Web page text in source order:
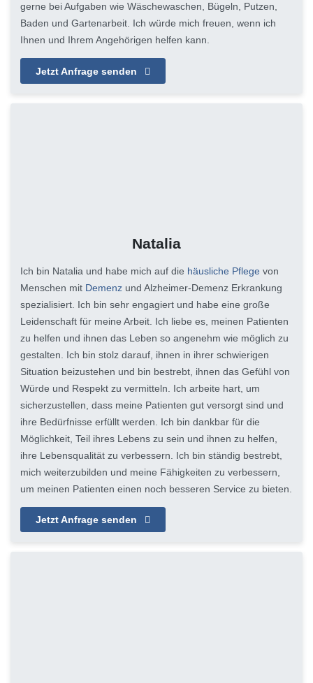
gerne bei Aufgaben wie Wäschewaschen, Bügeln, Putzen,
Baden und Gartenarbeit. Ich würde mich freuen, wenn ich
Ihnen und Ihrem Angehörigen helfen kann.
Jetzt Anfrage senden
Natalia
Ich bin Natalia und habe mich auf die häusliche Pflege von
Menschen mit Demenz und Alzheimer-Demenz Erkrankung
spezialisiert. Ich bin sehr engagiert und habe eine große
Leidenschaft für meine Arbeit. Ich liebe es, meinen Patienten
zu helfen und ihnen das Leben so angenehm wie möglich zu
gestalten. Ich bin stolz darauf, ihnen in ihrer schwierigen
Situation beizustehen und bin bestrebt, ihnen das Gefühl von
Würde und Respekt zu vermitteln. Ich arbeite hart, um
sicherzustellen, dass meine Patienten gut versorgt sind und
ihre Bedürfnisse erfüllt werden. Ich bin dankbar für die
Möglichkeit, Teil ihres Lebens zu sein und ihnen zu helfen,
ihre Lebensqualität zu verbessern. Ich bin ständig bestrebt,
mich weiterzubilden und meine Fähigkeiten zu verbessern,
um meinen Patienten einen noch besseren Service zu bieten.
Jetzt Anfrage senden